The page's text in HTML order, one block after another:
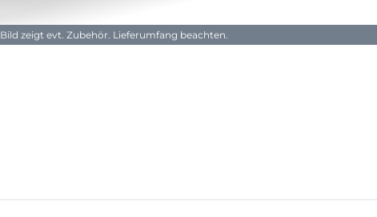
Bild zeigt evt. Zubehör. Lieferumfang beachten.